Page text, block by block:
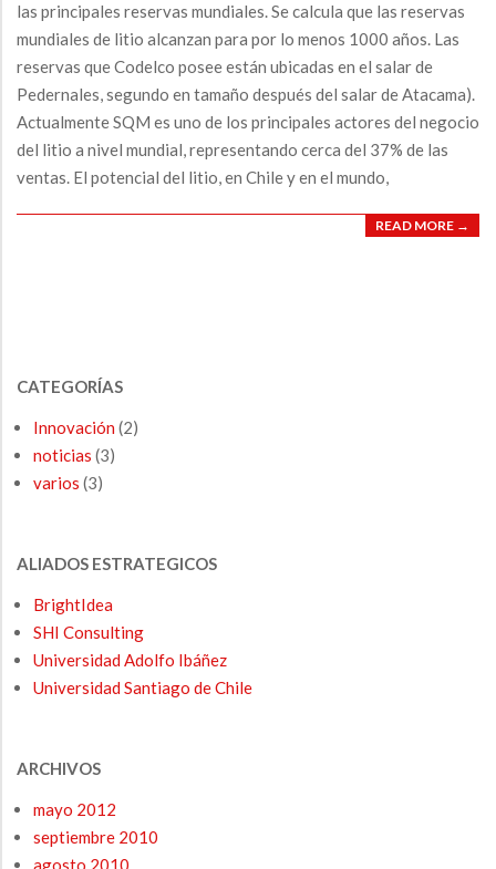
las principales reservas mundiales. Se calcula que las reservas
mundiales de litio alcanzan para por lo menos 1000 años. Las
reservas que Codelco posee están ubicadas en el salar de
Pedernales, segundo en tamaño después del salar de Atacama).
Actualmente SQM es uno de los principales actores del negocio
del litio a nivel mundial, representando cerca del 37% de las
ventas. El potencial del litio, en Chile y en el mundo,
READ MORE →
CATEGORÍAS
Innovación (2)
noticias (3)
varios (3)
ALIADOS ESTRATEGICOS
BrightIdea
SHI Consulting
Universidad Adolfo Ibáñez
Universidad Santiago de Chile
ARCHIVOS
mayo 2012
septiembre 2010
agosto 2010